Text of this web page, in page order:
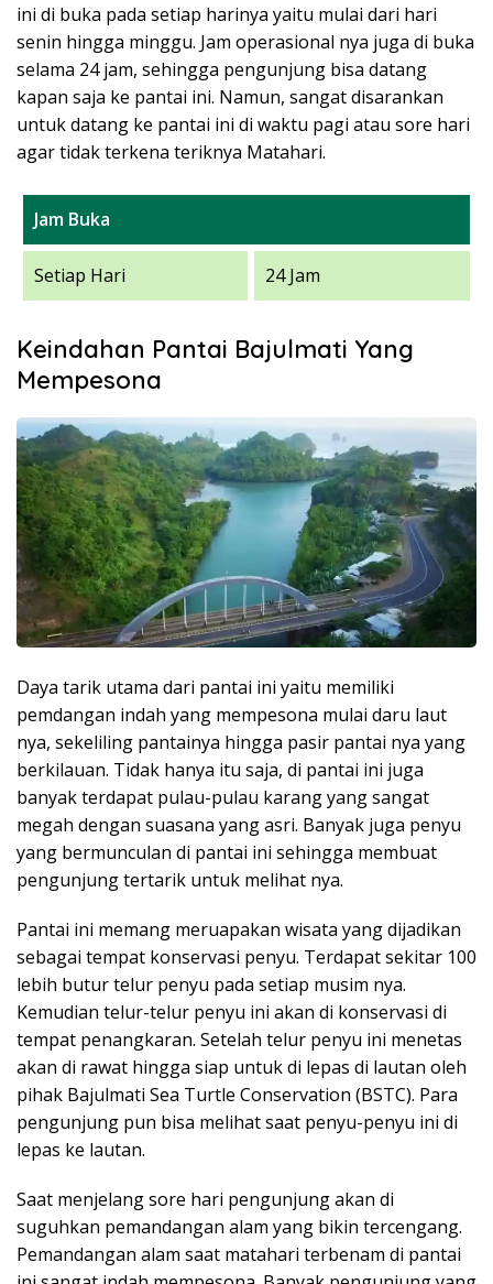
ini di buka pada setiap harinya yaitu mulai dari hari
senin hingga minggu. Jam operasional nya juga di buka
selama 24 jam, sehingga pengunjung bisa datang
kapan saja ke pantai ini. Namun, sangat disarankan
untuk datang ke pantai ini di waktu pagi atau sore hari
agar tidak terkena teriknya Matahari.
Jam Buka
Setiap Hari 24 Jam
Keindahan Pantai Bajulmati Yang
Mempesona
Daya tarik utama dari pantai ini yaitu memiliki
pemdangan indah yang mempesona mulai daru laut
nya, sekeliling pantainya hingga pasir pantai nya yang
berkilauan. Tidak hanya itu saja, di pantai ini juga
banyak terdapat pulau-pulau karang yang sangat
megah dengan suasana yang asri. Banyak juga penyu
yang bermunculan di pantai ini sehingga membuat
pengunjung tertarik untuk melihat nya.
Pantai ini memang meruapakan wisata yang dijadikan
sebagai tempat konservasi penyu. Terdapat sekitar 100
lebih butur telur penyu pada setiap musim nya.
Kemudian telur-telur penyu ini akan di konservasi di
tempat penangkaran. Setelah telur penyu ini menetas
akan di rawat hingga siap untuk di lepas di lautan oleh
pihak Bajulmati Sea Turtle Conservation (BSTC). Para
pengunjung pun bisa melihat saat penyu-penyu ini di
lepas ke lautan.
Saat menjelang sore hari pengunjung akan di
suguhkan pemandangan alam yang bikin tercengang.
Pemandangan alam saat matahari terbenam di pantai